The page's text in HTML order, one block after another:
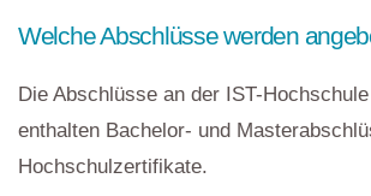
Welche Abschlüsse werden
Die Abschlüsse an der IST-
enthalten Bachelor- und
Hochschulzertifikate.